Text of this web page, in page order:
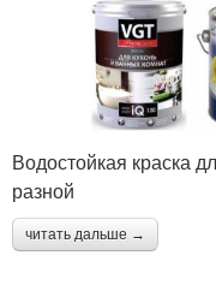
Водостойкая краска
разной
читать дальше →